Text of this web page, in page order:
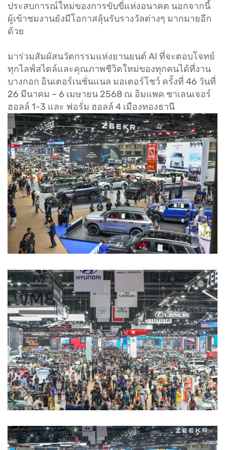
ประสบการณ์ใหม่ของการขับขี่แห่งอนาคต นอกจากนี้
ผู้เข้าชมงานยังมีโอกาสลุ้นรับรางวัลต่างๆ มากมายอีก
ด้วย
มาร่วมสัมผัสนวัตกรรมแห่งยานยนต์ AI ที่จะตอบโจทย์
ทุกไลฟ์สไตล์และคุณภาพชีวิตใหม่ของทุกคนได้ที่งาน
บางกอก อินเตอร์เนชั่นแนล มอเตอร์โชว์ ครั้งที่ 46 วันที่
26 มีนาคม – 6 เมษายน 2568 ณ อิมแพค ชาเลนเจอร์
ฮอลล์ 1-3 และ ฟอรั่ม ฮอลล์ 4 เมืองทองธานี